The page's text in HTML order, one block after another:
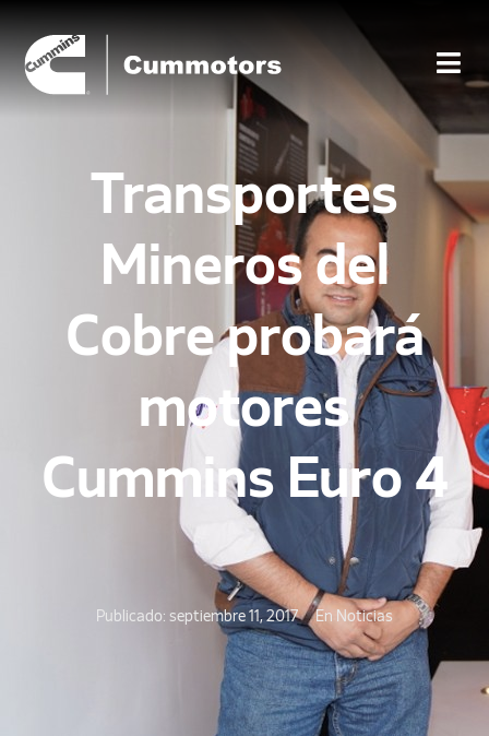
Transportes
Mineros del
Cobre probará
motores
Cummins Euro 4
Publicado: septiembre 11, 2017 En Noticias